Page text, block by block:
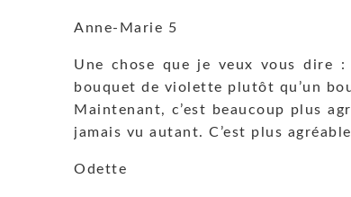
Anne-Marie 5
Une chose que je veux vous dire
bouquet de violette plutôt qu’un
Maintenant, c’est beaucoup plus
jamais vu autant. C’est plus
Odette